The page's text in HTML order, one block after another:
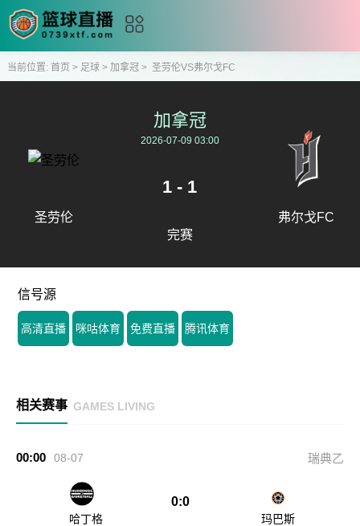
当前位置: 首页 > 足球> 加拿冠> 圣劳伦VS弗尔戈FC
圣劳伦
加拿冠
2026-07-09 03:00
1 - 1
完赛
弗尔戈FC
信号源
高清直播 咪咕体育 免费直播 腾讯体育
相关赛事 GAMES LIVING
00:00 08-07 瑞典乙
哈丁格
0:0
玛巴斯